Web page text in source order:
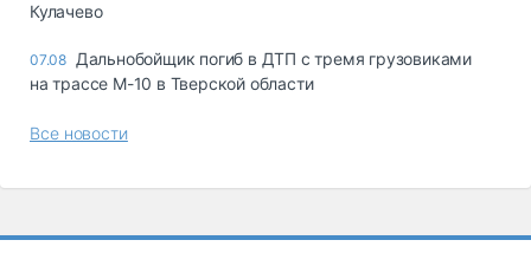
Кулачево
07.08 Дальнобойщик погиб в ДТП с тремя грузовиками
на трассе М-10 в Тверской области
Все новости